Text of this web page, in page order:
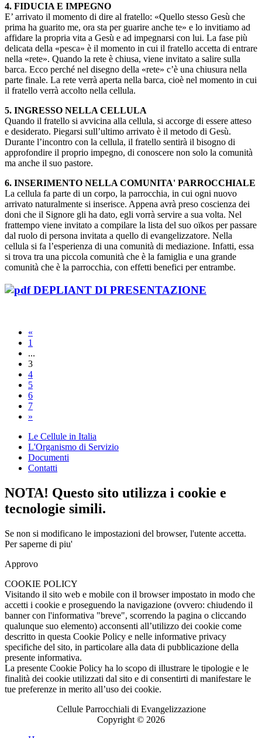
4. FIDUCIA E IMPEGNO
E’ arrivato il momento di dire al fratello: «Quello stesso Gesù che
prima ha guarito me, ora sta per guarire anche te» e lo invitiamo ad
affidare la propria vita a Gesù e ad impegnarsi con lui. La fase più
delicata della «pesca» è il momento in cui il fratello accetta di entrare
nella «rete». Quando la rete è chiusa, viene invitato a salire sulla
barca. Ecco perché nel disegno della «rete» c’è una chiusura nella
parte finale. La rete verrà aperta nella barca, cioè nel momento in cui
il fratello verrà accolto nella cellula.
5. INGRESSO NELLA CELLULA
Quando il fratello si avvicina alla cellula, si accorge di essere atteso
e desiderato. Piegarsi sull’ultimo arrivato è il metodo di Gesù.
Durante l’incontro con la cellula, il fratello sentirà il bisogno di
approfondire il proprio impegno, di conoscere non solo la comunità
ma anche il suo pastore.
6. INSERIMENTO NELLA COMUNITA' PARROCCHIALE
La cellula fa parte di un corpo, la parrocchia, in cui ogni nuovo
arrivato naturalmente si inserisce. Appena avrà preso coscienza dei
doni che il Signore gli ha dato, egli vorrà servire a sua volta. Nel
frattempo viene invitato a compilare la lista del suo oïkos per passare
dal ruolo di persona invitata a quello di evangelizzatore. Nella
cellula si fa l’esperienza di una comunità di mediazione. Infatti, essa
si trova tra una piccola comunità che è la famiglia e una grande
comunità che è la parrocchia, con effetti benefici per entrambe.
DEPLIANT DI PRESENTAZIONE
«
1
...
3
4
5
6
7
»
Le Cellule in Italia
L'Organismo di Servizio
Documenti
Contatti
NOTA! Questo sito utilizza i cookie e
tecnologie simili.
Se non si modificano le impostazioni del browser, l'utente accetta.
Per saperne di piu'
Approvo
COOKIE POLICY
Visitando il sito web e mobile con il browser impostato in modo che
accetti i cookie e proseguendo la navigazione (ovvero: chiudendo il
banner con l'informativa "breve", scorrendo la pagina o cliccando
qualunque suo elemento) acconsenti all’utilizzo dei cookie come
descritto in questa Cookie Policy e nelle informative privacy
specifiche del sito, in particolare alla data di pubblicazione della
presente informativa.
La presente Cookie Policy ha lo scopo di illustrare le tipologie e le
finalità dei cookie utilizzati dal sito e di consentirti di manifestare le
tue preferenze in merito all’uso dei cookie.
Cellule Parrocchiali di Evangelizzazione
Copyright © 2026